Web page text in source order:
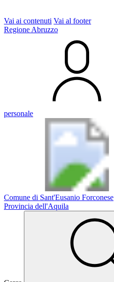
Vai ai contenuti Vai al footer
Regione Abruzzo
personale
Comune di Sant'Eusanio Forconese
Provincia dell'Aquila